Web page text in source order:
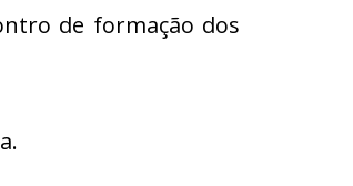
de formação dos